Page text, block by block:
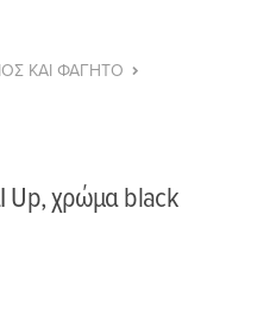
ΚΑΙ ΦΑΓΗΤΟ
Up, χρώμα black